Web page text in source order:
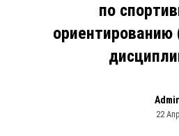
по
ориентированию
22 Апр